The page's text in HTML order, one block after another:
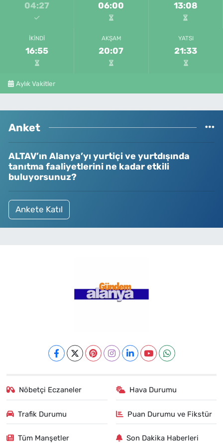
04:27 06:00 13:08
İKINDI
16:55
AKŞAM
20:07
YATSI
21:33
Aylık Vakitler
Anket
ALTAV’ın Alanya’yı yurtiçi ve yurtdışında
tanıtma faaliyetlerini ne kadar etkili
buluyorsunuz?
Ankete Katıl
Nöbetçi Eczaneler Hava Durumu
Trafik Durumu Puan Durumu ve Fikstür
Tüm Manşetler Son Dakika Haberleri